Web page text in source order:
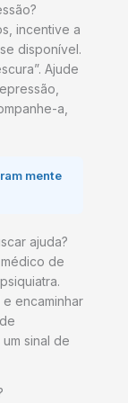
incentive a
disponível.
Ajude
a,
mente
ajuda?
de
encaminhar
sinal de